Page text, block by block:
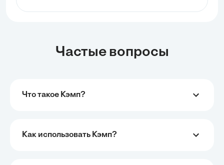
Частые вопросы
Что такое Кэмп?
Как использовать Кэмп?